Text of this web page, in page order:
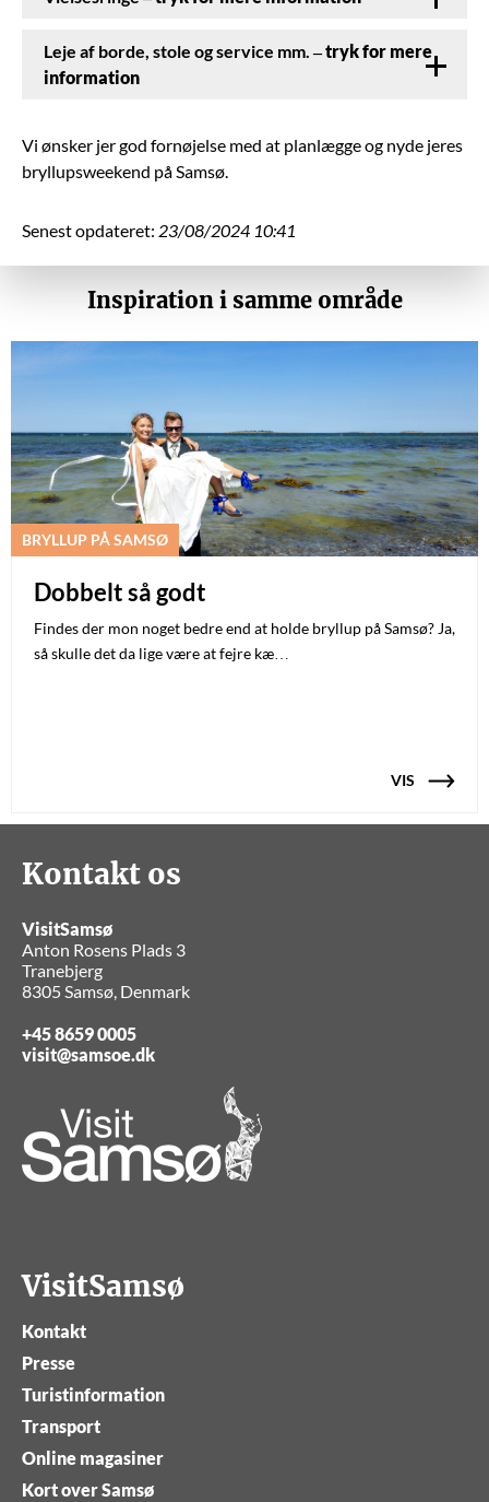
Leje af borde, stole og service mm.– tryk for mere
information
Vi ønsker jer god fornøjelse med at planlægge og nyde jeres
bryllupsweekend på Samsø.
Senest opdateret: 23/08/2024 10:41
Inspiration i samme område
BRYLLUP PÅ SAMSØ
Dobbelt så godt
Findes der mon noget bedre end at holde bryllup på Samsø? Ja,
så skulle det da lige være at fejre kæ…
VIS
Kontakt os
VisitSamsø
Anton Rosens Plads 3
Tranebjerg
8305 Samsø, Denmark
+45 8659 0005
visit@samsoe.dk
VisitSamsø
Kontakt
Presse
Turistinformation
Transport
Online magasiner
Kort over Samsø